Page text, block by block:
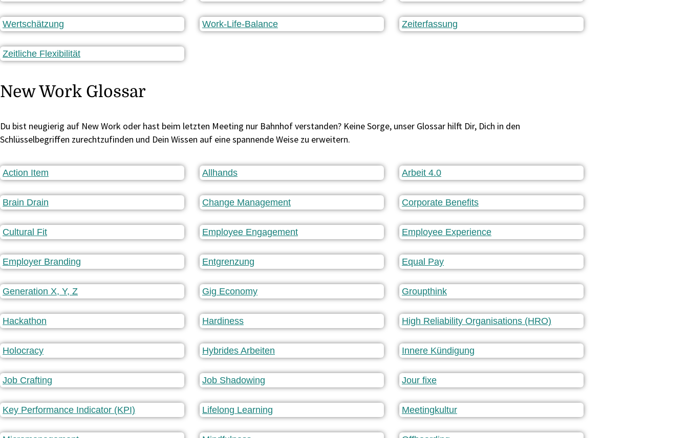
Wertschätzung Work-Life-Balance Zeiterfassung
Zeitliche Flexibilität
New Work Glossar
Du bist neugierig auf New Work oder hast beim letzten Meeting nur Bahnhof verstanden? Keine Sorge, unser Glossar hilft Dir, Dich in den
Schlüsselbegriffen zurechtzufinden und Dein Wissen auf eine spannende Weise zu erweitern.
Action Item Allhands Arbeit 4.0
Brain Drain Change Management Corporate Benefits
Cultural Fit Employee Engagement Employee Experience
Employer Branding Entgrenzung Equal Pay
Generation X, Y, Z Gig Economy Groupthink
Hackathon Hardiness High Reliability Organisations (HRO)
Holocracy Hybrides Arbeiten Innere Kündigung
Job Crafting Job Shadowing Jour fixe
Key Performance Indicator (KPI) Lifelong Learning Meetingkultur